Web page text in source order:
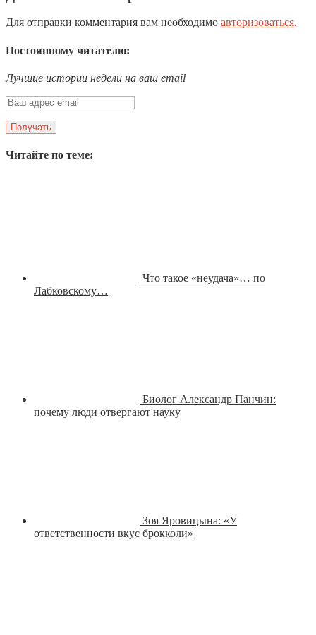
Для отправки комментария вам необходимо авторизоваться.
Постоянному читателю:
Лучшие истории недели на ваш email
Читайте по теме:
Что такое «неудача»… по
Лабковскому…
Биолог Александр Панчин:
почему люди отвергают науку
Зоя Яровицына: «У
ответственности вкус брокколи»